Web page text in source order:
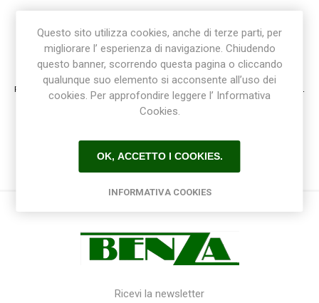
Registrazione / Login
Registrati e accedi al sito per ottenere l'esperienza migliore e ottenere tutti i vantaggi.
Ricevi la newsletter
Questo sito utilizza cookies, anche di terze parti, per
migliorare l’ esperienza di navigazione. Chiudendo
questo banner, scorrendo questa pagina o cliccando
qualunque suo elemento si acconsente all’uso dei
cookies. Per approfondire leggere l’ Informativa
Cookies.
OK, ACCETTO I COOKIES.
INFORMATIVA COOKIES